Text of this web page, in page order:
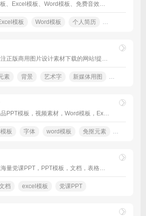
提供PPT模板、Excel模板、Word模板、免费音效资源及大量办公素材，包括个人简历Word模板，工作总结PPT，教育培训课件等大量办公模板
模板 Word模板 个人简历 PPT图表
千图网是专注正版商用图片设计素材下载的网站!提供矢量图素材、背景图片素材
素 背景 艺术字 新媒体用图 简历模板
涵盖优质精品PPT模板，视频素材，Word模板，Excel模板，字体，背景图片，免抠PNG素材，音效及配乐等，全站每日更新热点内容。
板 字体 word模板 免抠元素 文化墙
档 excel模板 党课PPT